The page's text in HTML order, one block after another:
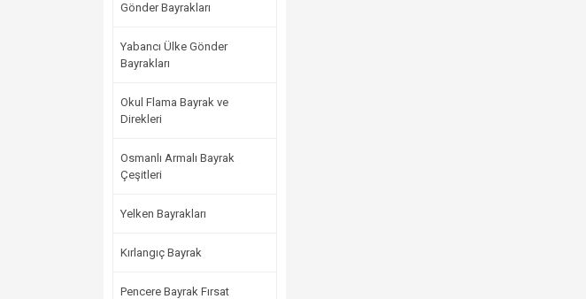
Gönder Bayrakları
Yabancı Ülke Gönder
Bayrakları
Okul Flama Bayrak ve
Direkleri
Osmanlı Armalı Bayrak
Çeşitleri
Yelken Bayrakları
Kırlangıç Bayrak
Pencere Bayrak Fırsat